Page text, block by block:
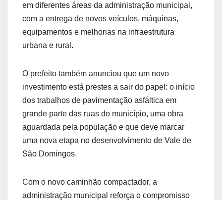
em diferentes áreas da administração municipal,
com a entrega de novos veículos, máquinas,
equipamentos e melhorias na infraestrutura
urbana e rural.
O prefeito também anunciou que um novo
investimento está prestes a sair do papel: o início
dos trabalhos de pavimentação asfáltica em
grande parte das ruas do município, uma obra
aguardada pela população e que deve marcar
uma nova etapa no desenvolvimento de Vale de
São Domingos.
Com o novo caminhão compactador, a
administração municipal reforça o compromisso